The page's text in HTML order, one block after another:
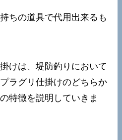
ちの道具で代用出来るも
けは、堤防釣りにおいて
ラグリ仕掛けのどちらか
特徴を説明していきま